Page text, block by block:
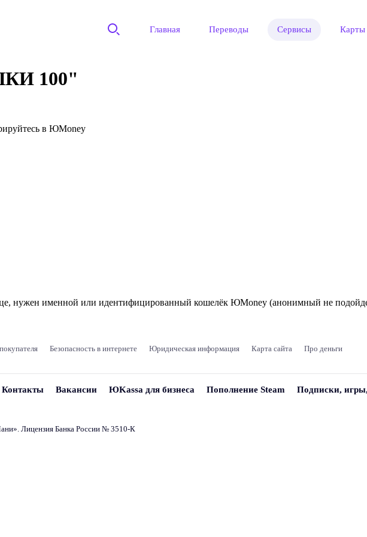
Главная Переводы Сервисы Карты
100"
в ЮMoney
нужен именной или идентифицированный кошелёк ЮMoney (анонимный не
Безопасность в интернете Юридическая информация Карта сайта Про деньги
Контакты Вакансии ЮKassa для бизнеса Пополнение Steam Подписки,
». Лицензия Банка России № 3510‑К